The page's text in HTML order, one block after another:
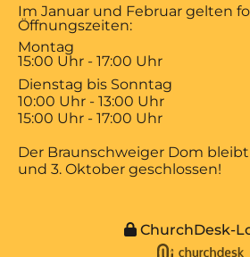
Im Januar und Februar gelten
Öffnungszeiten:
Montag
15:00 Uhr - 17:00 Uhr
Dienstag bis Sonntag
10:00 Uhr - 13:00 Uhr
15:00 Uhr - 17:00 Uhr
Der Braunschweiger Dom bleibt
und 3. Oktober geschlossen!
ChurchDesk-